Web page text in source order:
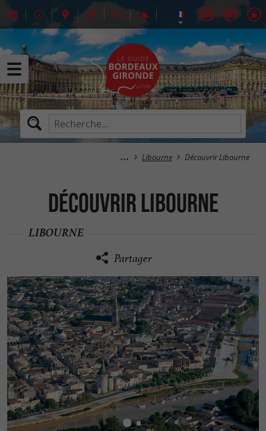
Libourne Découvrir Libourne
Découvrir Libourne
LIBOURNE
Partager